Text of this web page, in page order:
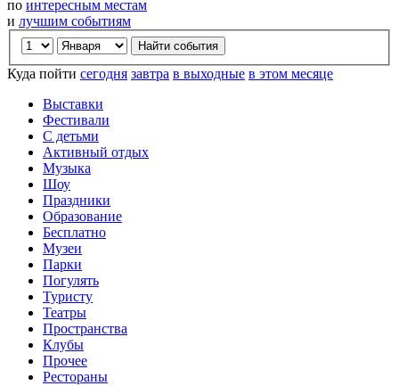
по интересным местам
и лучшим событиям
Куда пойти сегодня завтра в выходные в этом месяце
Выставки
Фестивали
С детьми
Активный отдых
Музыка
Шоу
Праздники
Образование
Бесплатно
Музеи
Парки
Погулять
Туристу
Театры
Пространства
Клубы
Прочее
Рестораны